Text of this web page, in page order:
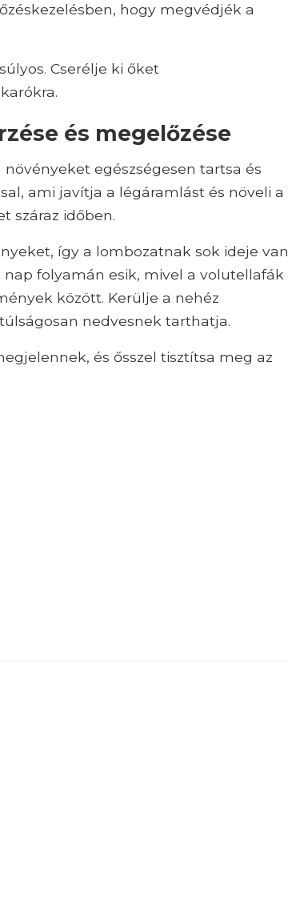
hogy megvédjék a
Cserélje ki őket
és megelőzése
egészségesen tartsa és
ami javítja a légáramlást és növeli a
száraz időben.
így a lombozatnak sok ideje van
folyamán esik, mivel a volutellafák
között. Kerülje a nehéz
nedvesnek tarthatja.
és ősszel tisztítsa meg az